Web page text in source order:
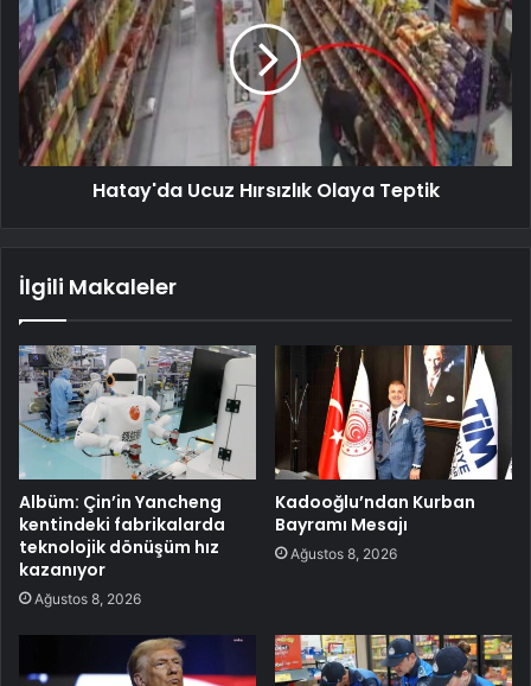
Hatay'da Ucuz Hırsızlık Olaya Teptik
İlgili Makaleler
Albüm: Çin’in Yancheng
kentindeki fabrikalarda
teknolojik dönüşüm hız
kazanıyor
Ağustos 8, 2026
Kadooğlu’ndan Kurban
Bayramı Mesajı
Ağustos 8, 2026